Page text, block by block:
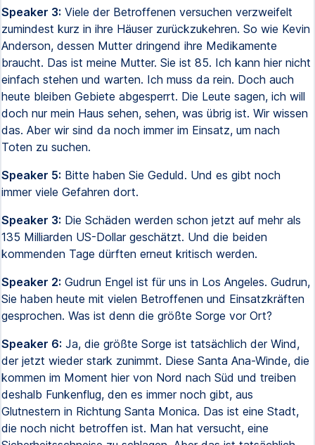
Speaker 3: Viele der Betroffenen versuchen verzweifelt
zumindest kurz in ihre Häuser zurückzukehren. So wie Kevin
Anderson, dessen Mutter dringend ihre Medikamente
braucht. Das ist meine Mutter. Sie ist 85. Ich kann hier nicht
einfach stehen und warten. Ich muss da rein. Doch auch
heute bleiben Gebiete abgesperrt. Die Leute sagen, ich will
doch nur mein Haus sehen, sehen, was übrig ist. Wir wissen
das. Aber wir sind da noch immer im Einsatz, um nach
Toten zu suchen.
Speaker 5: Bitte haben Sie Geduld. Und es gibt noch
immer viele Gefahren dort.
Speaker 3: Die Schäden werden schon jetzt auf mehr als
135 Milliarden US-Dollar geschätzt. Und die beiden
kommenden Tage dürften erneut kritisch werden.
Speaker 2: Gudrun Engel ist für uns in Los Angeles. Gudrun,
Sie haben heute mit vielen Betroffenen und Einsatzkräften
gesprochen. Was ist denn die größte Sorge vor Ort?
Speaker 6: Ja, die größte Sorge ist tatsächlich der Wind,
der jetzt wieder stark zunimmt. Diese Santa Ana-Winde, die
kommen im Moment hier von Nord nach Süd und treiben
deshalb Funkenflug, den es immer noch gibt, aus
Glutnestern in Richtung Santa Monica. Das ist eine Stadt,
die noch nicht betroffen ist. Man hat versucht, eine